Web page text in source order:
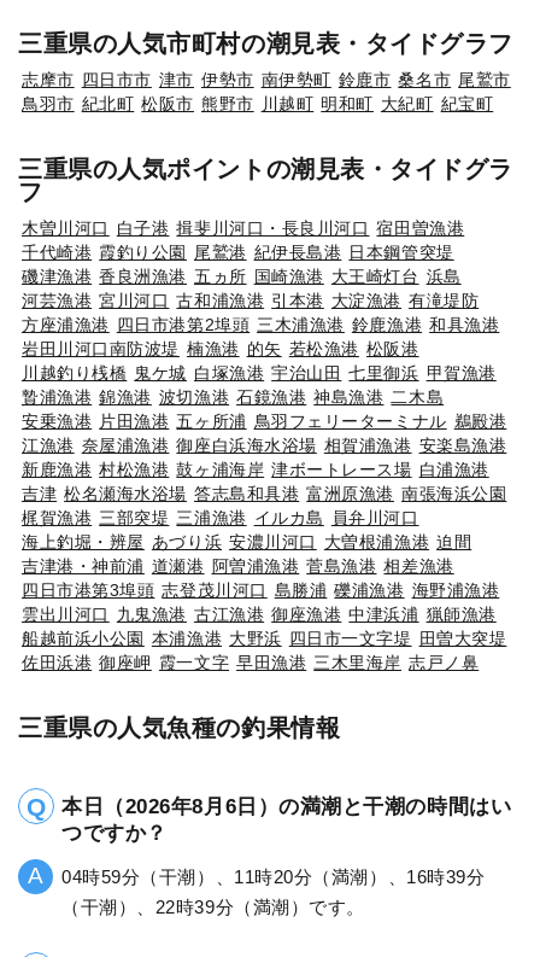
三重県の人気市町村の潮見表・タイドグラフ
志摩市 四日市市 津市 伊勢市 南伊勢町 鈴鹿市 桑名市 尾鷲市
鳥羽市 紀北町 松阪市 熊野市 川越町 明和町 大紀町 紀宝町
三重県の人気ポイントの潮見表・タイドグラ
フ
木曽川河口 白子港 揖斐川河口・長良川河口 宿田曽漁港
千代崎港 霞釣り公園 尾鷲港 紀伊長島港 日本鋼管突堤
磯津漁港 香良洲漁港 五ヵ所 国崎漁港 大王崎灯台 浜島
河芸漁港 宮川河口 古和浦漁港 引本港 大淀漁港 有滝堤防
方座浦漁港 四日市港第2埠頭 三木浦漁港 鈴鹿漁港 和具漁港
岩田川河口南防波堤 楠漁港 的矢 若松漁港 松阪港
川越釣り桟橋 鬼ケ城 白塚漁港 宇治山田 七里御浜 甲賀漁港
贄浦漁港 錦漁港 波切漁港 石鏡漁港 神島漁港 二木島
安乗漁港 片田漁港 五ヶ所浦 鳥羽フェリーターミナル 鵜殿港
江漁港 奈屋浦漁港 御座白浜海水浴場 相賀浦漁港 安楽島漁港
新鹿漁港 村松漁港 鼓ヶ浦海岸 津ボートレース場 白浦漁港
吉津 松名瀬海水浴場 答志島和具港 富洲原漁港 南張海浜公園
梶賀漁港 三部突堤 三浦漁港 イルカ島
員弁川河口
海上釣堀・辨屋 あづり浜 安濃川河口 大曽根浦漁港 迫間
吉津港・神前浦 道瀬港 阿曽浦漁港 菅島漁港 相差漁港
四日市港第3埠頭 志登茂川河口 島勝浦 礫浦漁港 海野浦漁港
雲出川河口
九鬼漁港 古江漁港 御座漁港 中津浜浦 猟師漁港
船越前浜小公園 本浦漁港 大野浜 四日市一文字堤 田曽大突堤
佐田浜港 御座岬 霞一文字 早田漁港 三木里海岸 志戸ノ鼻
三重県の人気魚種の釣果情報
本日（2026年8月6日）の満潮と干潮の時間はい
つですか？
04時59分（干潮）、11時20分（満潮）、16時39分
（干潮）、22時39分（満潮）です。